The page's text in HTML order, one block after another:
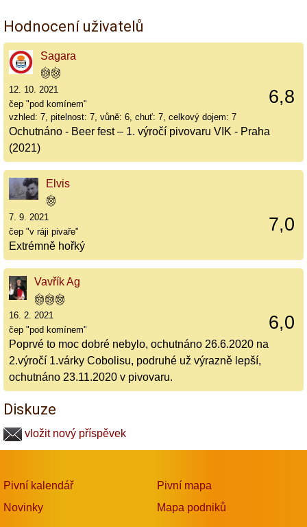
Hodnocení uživatelů
Sagara
6,8
12. 10. 2021
čep "pod komínem"
vzhled: 7, pitelnost: 7, vůně: 6, chuť: 7, celkový dojem: 7
Ochutnáno - Beer fest – 1. výročí pivovaru VIK - Praha
(2021)
Elvis
7,0
7. 9. 2021
čep "v ráji pivaře"
Extrémně hořký
Vavřík Ag
6,0
16. 2. 2021
čep "pod komínem"
Poprvé to moc dobré nebylo, ochutnáno 26.6.2020 na
2.výročí 1.várky Cobolisu, podruhé už výrazně lepší,
ochutnáno 23.11.2020 v pivovaru.
Diskuze
vložit nový příspěvek
Pivní kalendář
Novinky
Pivní mapa
Mapa podniků